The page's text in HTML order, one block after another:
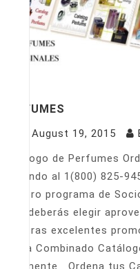
PERFUMES
August 19, 2015
Catálogo de Perfumes
llamando al 1(800) 825-
nuestro programa de
Sólo deberás elegir
nuestras excelentes
Venta Combinado
fácilmente Ordena tus